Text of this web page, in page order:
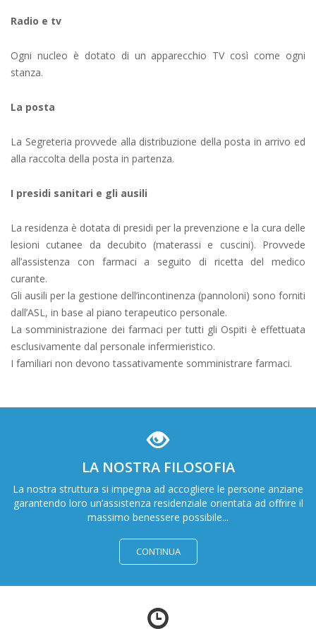
Radio e tv
Ogni nucleo è dotato di un apparecchio TV così come ogni
stanza.
La posta
La Segreteria provvede alla distribuzione della posta in arrivo ed
alla raccolta della posta in partenza.
I presidi sanitari e gli ausili
La residenza è dotata di presidi per la prevenzione e la cura delle
lesioni cutanee da decubito (materassi e cuscini). Provvede
all’assistenza con farmaci a seguito di ricetta del medico
curante.
Gli ausili per la gestione dell’incontinenza (pannoloni) sono forniti
dall’ASL, in base al piano terapeutico personale.
La somministrazione dei farmaci per tutti gli Ospiti è effettuata
esclusivamente dal personale infermieristico.
I familiari non devono tassativamente somministrare farmaci.
LA NOSTRA FILOSOFIA
La nostra struttura si impegna ad accogliere le persone anziane
garantendo loro un’assistenza residenziale orientata ad offrire il
massimo benessere possibile...
CONTINUA